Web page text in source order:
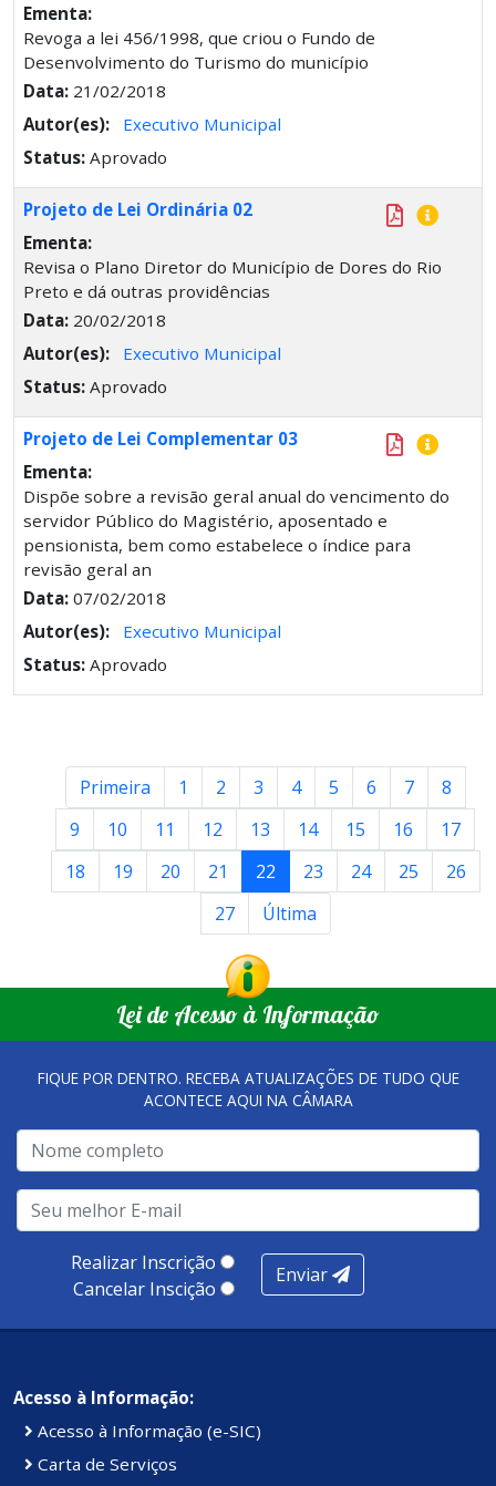
Ementa:
Revoga a lei 456/1998, que criou o Fundo de
Desenvolvimento do Turismo do município
Data: 21/02/2018
Autor(es):
Executivo Municipal
Status: Aprovado
Projeto de Lei Ordinária 02
Ementa:
Revisa o Plano Diretor do Município de Dores do Rio
Preto e dá outras providências
Data: 20/02/2018
Autor(es):
Executivo Municipal
Status: Aprovado
Projeto de Lei Complementar 03
Ementa:
Dispõe sobre a revisão geral anual do vencimento do
servidor Público do Magistério, aposentado e
pensionista, bem como estabelece o índice para
revisão geral an
Data: 07/02/2018
Autor(es):
Executivo Municipal
Status: Aprovado
Primeira 1 2 3 4 5 6 7
8
9
10 11 12 13 14 15 16
17
18
19 20 21 22 23 24 25
26
27
Última
Lei de Acesso à Informação
FIQUE POR DENTRO. RECEBA ATUALIZAÇÕES DE TUDO QUE
ACONTECE AQUI NA CÂMARA
Realizar Inscrição
Cancelar Inscição
Enviar
Acesso à Informação:
Acesso à Informação (e-SIC)
Carta de Serviços